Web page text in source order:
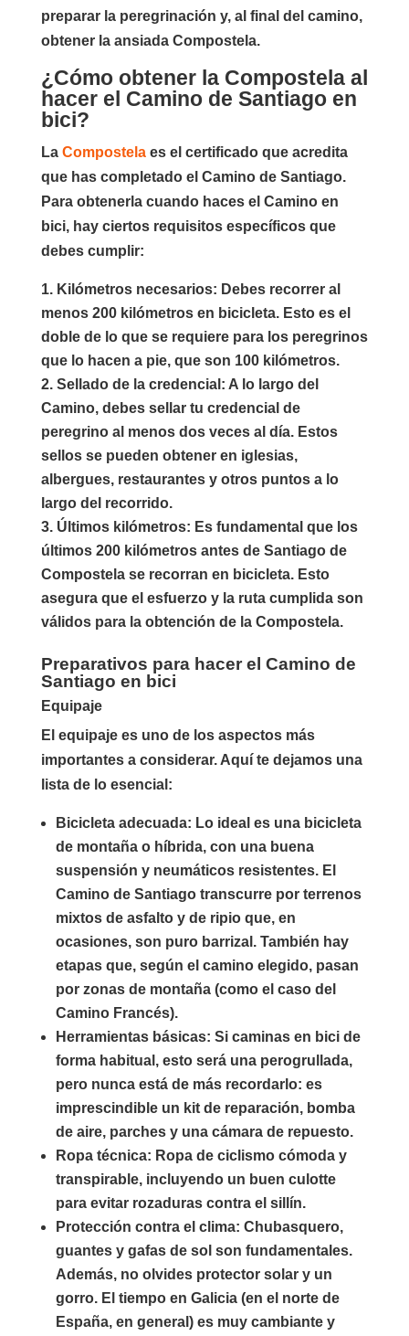
preparar la peregrinación y, al final del camino,
obtener la ansiada Compostela.
¿Cómo obtener la Compostela al
hacer el Camino de Santiago en
bici?
La Compostelaes el certificado que acredita
que has completado el Camino de Santiago.
Para obtenerla cuando haces el Camino en
bici, hay ciertos requisitos específicos que
debes cumplir:
Kilómetros necesarios: Debes recorrer al
menos 200 kilómetros en bicicleta. Esto es el
doble de lo que se requiere para los peregrinos
que lo hacen a pie, que son 100 kilómetros.
Sellado de la credencial : A lo largo del
Camino, debes sellar tu credencial de
peregrino al menos dos veces al día. Estos
sellos se pueden obtener en iglesias,
albergues, restaurantes y otros puntos a lo
largo del recorrido.
Últimos kilómetros: Es fundamental que los
últimos 200 kilómetros antes de Santiago de
Compostela se recorran en bicicleta. Esto
asegura que el esfuerzo y la ruta cumplida son
válidos para la obtención de la Compostela.
Preparativos para hacer el Camino de
Santiago en bici
Equipaje
El equipaje es uno de los aspectos más
importantes a considerar. Aquí te dejamos una
lista de lo esencial:
Bicicleta adecuada: Lo ideal es una bicicleta
de montaña o híbrida, con una buena
suspensión y neumáticos resistentes. El
Camino de Santiago transcurre por terrenos
mixtos de asfalto y de ripio que, en
ocasiones, son puro barrizal. También hay
etapas que, según el camino elegido, pasan
por zonas de montaña (como el caso del
Camino Francés).
Herramientas básicas: Si caminas en bici de
forma habitual, esto será una perogrullada,
pero nunca está de más recordarlo: es
imprescindible un kit de reparación, bomba
de aire, parches y una cámara de repuesto.
Ropa técnica: Ropa de ciclismo cómoda y
transpirable, incluyendo un buen culotte
para evitar rozaduras contra el sillín.
Protección contra el clima: Chubasquero,
guantes y gafas de sol son fundamentales.
Además, no olvides protector solar y un
gorro. El tiempo en Galicia (en el norte de
España, en general) es muy cambiante y